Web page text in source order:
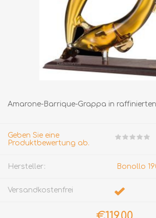
Amarone-Barrique-Grappa in
Geben Sie eine
Produktbewertung ab.
Hersteller: Bonollo
Versandkostenfrei